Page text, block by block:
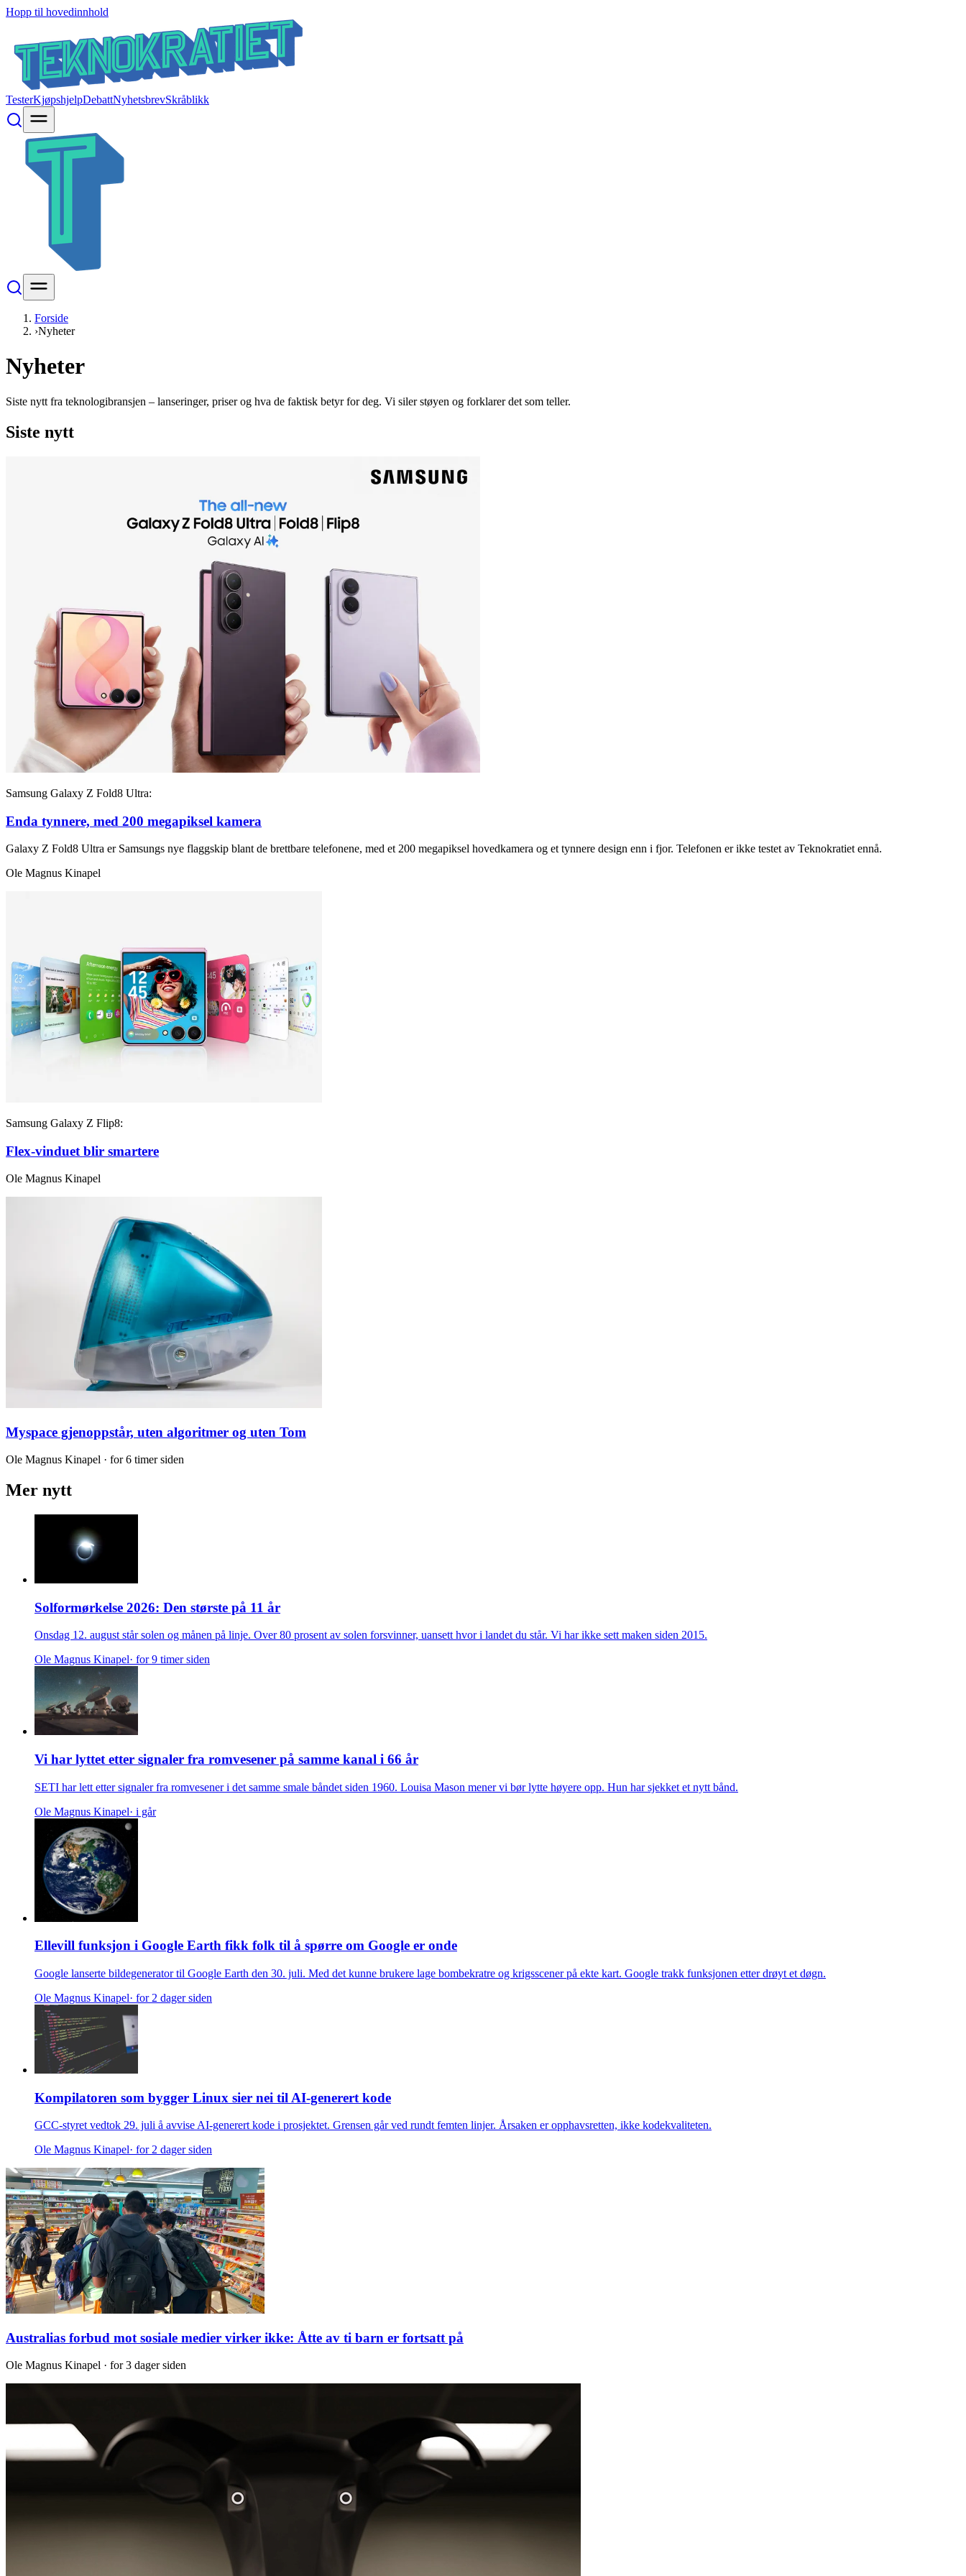
Hopp til hovedinnhold
TesterKjøpshjelpDebattNyhetsbrevSkråblikk
Forside
›Nyheter
Nyheter
Siste nytt fra teknologibransjen – lanseringer, priser og hva de faktisk betyr for deg. Vi siler støyen og forklarer det som teller.
Siste nytt
Samsung Galaxy Z Fold8 Ultra:
Enda tynnere, med 200 megapiksel kamera
Galaxy Z Fold8 Ultra er Samsungs nye flaggskip blant de brettbare telefonene, med et 200 megapiksel hovedkamera og et tynnere design enn i fjor. Telefonen er ikke testet av Teknokratiet ennå.
Ole Magnus Kinapel
Samsung Galaxy Z Flip8:
Flex-vinduet blir smartere
Ole Magnus Kinapel
Myspace gjenoppstår, uten algoritmer og uten Tom
Ole Magnus Kinapel · for 6 timer siden
Mer nytt
Solformørkelse 2026: Den største på 11 år
Onsdag 12. august står solen og månen på linje. Over 80 prosent av solen forsvinner, uansett hvor i landet du står. Vi har ikke sett maken siden 2015.
Ole Magnus Kinapel· for 9 timer siden
Vi har lyttet etter signaler fra romvesener på samme kanal i 66 år
SETI har lett etter signaler fra romvesener i det samme smale båndet siden 1960. Louisa Mason mener vi bør lytte høyere opp. Hun har sjekket et nytt bånd.
Ole Magnus Kinapel· i går
Ellevill funksjon i Google Earth fikk folk til å spørre om Google er onde
Google lanserte bildegenerator til Google Earth den 30. juli. Med det kunne brukere lage bombekratre og krigsscener på ekte kart. Google trakk funksjonen etter drøyt et døgn.
Ole Magnus Kinapel· for 2 dager siden
Kompilatoren som bygger Linux sier nei til AI-generert kode
GCC-styret vedtok 29. juli å avvise AI-generert kode i prosjektet. Grensen går ved rundt femten linjer. Årsaken er opphavsretten, ikke kodekvaliteten.
Ole Magnus Kinapel· for 2 dager siden
Australias forbud mot sosiale medier virker ikke: Åtte av ti barn er fortsatt på
Ole Magnus Kinapel · for 3 dager siden